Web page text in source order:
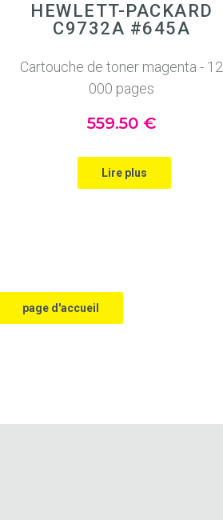
HEWLETT-PACKARD
C9732A #645A
Cartouche de toner magenta - 12
000 pages
559.50 €